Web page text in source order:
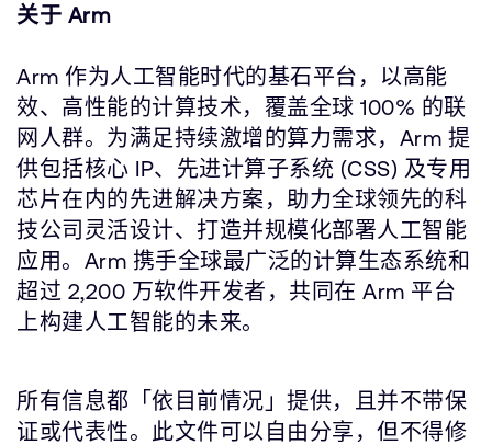
关于 Arm
Arm 作为人工智能时代的基石平台，以高能
效、高性能的计算技术，覆盖全球 100% 的联
网人群。为满足持续激增的算力需求，Arm 提
供包括核心 IP、先进计算子系统 (CSS) 及专用
芯片在内的先进解决方案，助力全球领先的科
技公司灵活设计、打造并规模化部署人工智能
应用。Arm 携手全球最广泛的计算生态系统和
超过 2,200 万软件开发者，共同在 Arm 平台
上构建人工智能的未来。
所有信息都「依目前情况」提供，且并不带保
证或代表性。此文件可以自由分享，但不得修